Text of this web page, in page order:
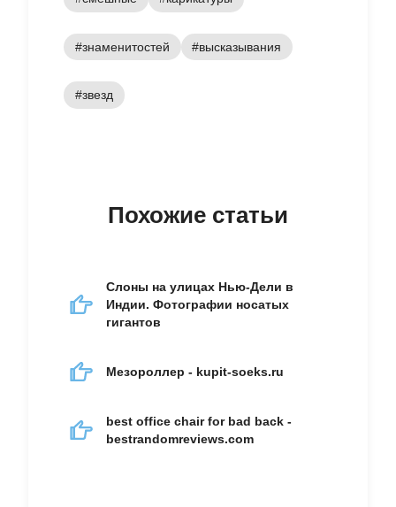
#знаменитостей #высказывания
#звезд
Похожие статьи
Слоны на улицах Нью-Дели в
Индии. Фотографии носатых
гигантов
Мезороллер - kupit-soeks.ru
best office chair for bad back -
bestrandomreviews.com